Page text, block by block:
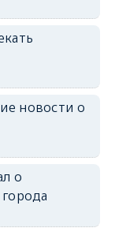
новости о
о